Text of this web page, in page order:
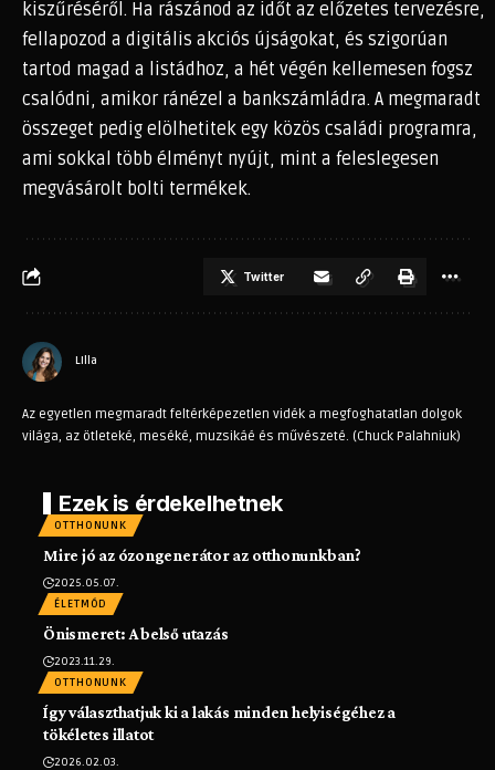
kiszűréséről. Ha rászánod az időt az előzetes tervezésre,
fellapozod a digitális akciós újságokat, és szigorúan
tartod magad a listádhoz, a hét végén kellemesen fogsz
csalódni, amikor ránézel a bankszámládra. A megmaradt
összeget pedig elölhetitek egy közös családi programra,
ami sokkal több élményt nyújt, mint a feleslegesen
megvásárolt bolti termékek.
Twitter
LIlla
Az egyetlen megmaradt feltérképezetlen vidék a megfoghatatlan dolgok
világa, az ötleteké, meséké, muzsikáé és művészeté. (Chuck Palahniuk)
Ezek is érdekelhetnek
OTTHONUNK
Mire jó az ózongenerátor az otthonunkban?
2025.05.07.
ÉLETMÓD
Önismeret: A belső utazás
2023.11.29.
OTTHONUNK
Így választhatjuk ki a lakás minden helyiségéhez a
tökéletes illatot
2026.02.03.